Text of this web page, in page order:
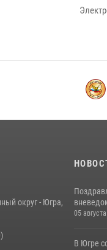
округ - Югра,
05
В Югре